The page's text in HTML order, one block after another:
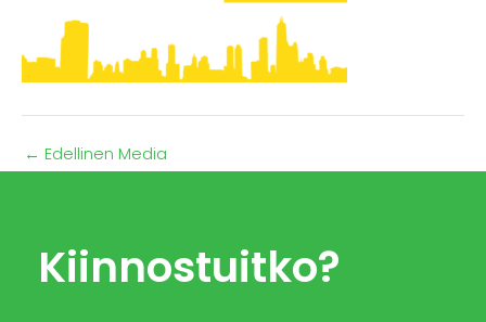
← Edellinen Media
Kiinnostuitko?